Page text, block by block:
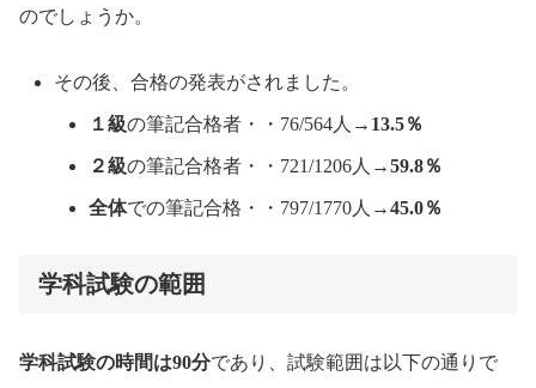
のでしょうか。
その後、合格の発表がされました。
１級の筆記合格者・・76/564人→ 13.5％
２級の筆記合格者・・721/1206人→59.8％
全体での筆記合格・・797/1770人→45.0％
学科試験の範囲
学科試験の時間は90分であり、試験範囲は以下の通りで